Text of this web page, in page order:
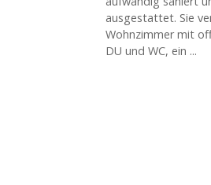
ausgestattet. Sie
Wohnzimmer mit
DU und WC, ein ...